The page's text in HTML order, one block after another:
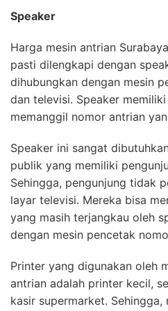
Speaker
Harga mesin antrian
pasti dilengkapi dengan
dihubungkan dengan mesin
dan televisi. Speaker
memanggil nomor antrian
Speaker ini sangat
publik yang memiliki
Sehingga, pengunjung tidak
layar televisi. Mereka bisa
yang masih terjangkau oleh
dengan mesin pencetak
Printer yang digunakan oleh
antrian adalah printer kecil,
kasir supermarket.